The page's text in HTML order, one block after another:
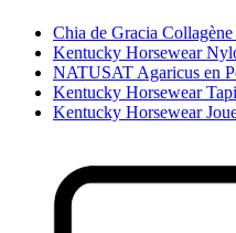
Chia de Gracia
Kentucky Horsewear
NATUSAT Agaricus en
Kentucky Horsewear
Kentucky Horsewear